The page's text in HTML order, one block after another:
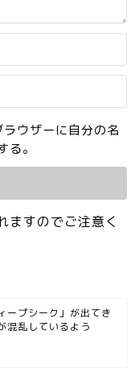
ウザーに自分の名
。
ますのでご注意く
ープシーク」が出てき
混乱しているよう